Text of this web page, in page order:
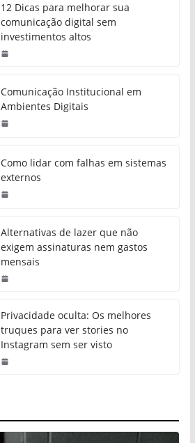
12 Dicas para melhorar sua
comunicação digital sem
investimentos altos
Comunicação Institucional em
Ambientes Digitais
Como lidar com falhas em sistemas
externos
Alternativas de lazer que não
exigem assinaturas nem gastos
mensais
Privacidade oculta: Os melhores
truques para ver stories no
Instagram sem ser visto